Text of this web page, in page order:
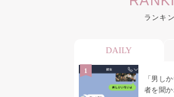
トレンド ワード
ランキ
DAILY
「男し
者を聞